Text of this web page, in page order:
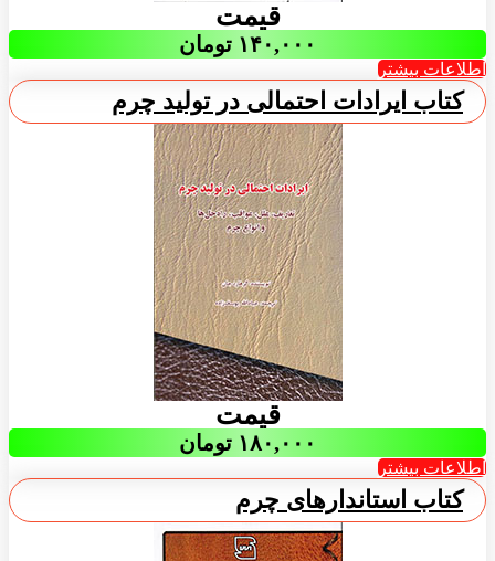
قیمت
۱۴۰,۰۰۰ تومان
اطلاعات بیشتر
کتاب ایرادات احتمالی در تولید چرم
قیمت
۱۸۰,۰۰۰ تومان
اطلاعات بیشتر
کتاب استاندارهای چرم